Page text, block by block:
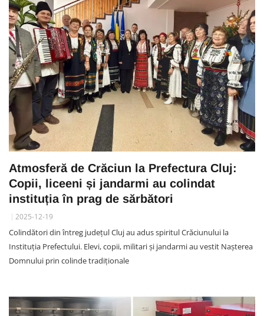
Atmosferă de Crăciun la Prefectura Cluj:
Copii, liceeni și jandarmi au colindat
instituția în prag de sărbători
2025-12-19
Colindători din întreg județul Cluj au adus spiritul Crăciunului la
Instituția Prefectului. Elevi, copii, militari și jandarmi au vestit Nașterea
Domnului prin colinde tradiționale